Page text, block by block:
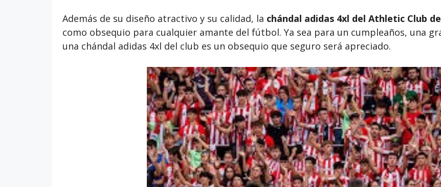
Además de su diseño atractivo y su calidad, la chándal adidas 4xl del Athletic Club
como obsequio para cualquier amante del fútbol. Ya sea para un cumpleaños, una
una chándal adidas 4xl del club es un obsequio que seguro será apreciado.